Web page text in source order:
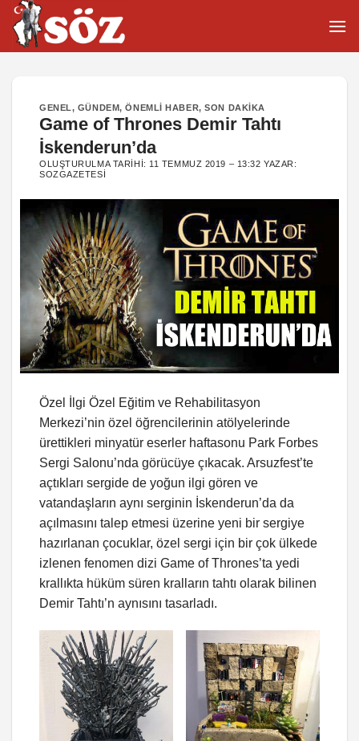
İçeriğe
atla
GENEL, GÜNDEM,ÖNEMLI HABER,SON DAKIKA
Game of Thrones Demir Tahtı
İskenderun’da
OLUŞTURULMA TARIHI: 11 TEMMUZ 2019 – 13:32 YAZAR:
SOZGAZETESI
Özel İlgi Özel Eğitim ve Rehabilitasyon
Merkezi’nin özel öğrencilerinin atölyelerinde
ürettikleri minyatür eserler haftasonu Park Forbes
Sergi Salonu’nda görücüye çıkacak. Arsuzfest’te
açtıkları sergide de yoğun ilgi gören ve
vatandaşların aynı serginin İskenderun’da da
açılmasını talep etmesi üzerine yeni bir sergiye
hazırlanan çocuklar, özel sergi için bir çok ülkede
izlenen fenomen dizi Game of Thrones’ta yedi
krallıkta hüküm süren kralların tahtı olarak bilinen
Demir Tahtı’n aynısını tasarladı.